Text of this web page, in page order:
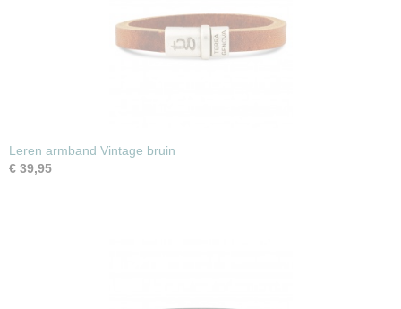
Leren armband Vintage bruin
€ 39,95